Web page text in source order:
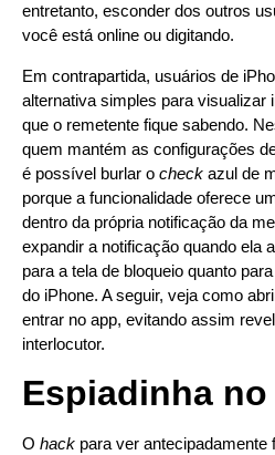
entretanto, esconder dos outros
você está online ou digitando.
Em contrapartida, usuários de
alternativa simples para visualizar
que o remetente fique sabendo.
quem mantém as configurações
é possível burlar o check azul de
porque a funcionalidade oferece
dentro da própria notificação da
expandir a notificação quando ela
para a tela de bloqueio quanto
do iPhone. A seguir, veja como
entrar no app, evitando assim
interlocutor.
Espiadinha
O hack para ver